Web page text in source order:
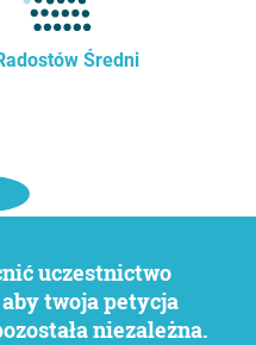
Średni
twoja petycja
niezależna.